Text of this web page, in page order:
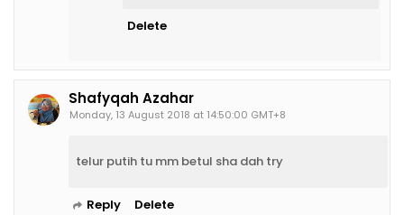
Delete
Shafyqah Azahar
Monday, 13 August 2018 at 14:50:00 GMT+8
telur putih tu mm betul sha dah try
Reply Delete